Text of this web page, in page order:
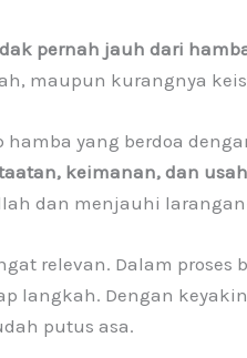
pernah jauh dari
maupun kurangnya
yang berdoa
keimanan, dan
dan menjauhi
relevan. Dalam
langkah. Dengan
putus asa.